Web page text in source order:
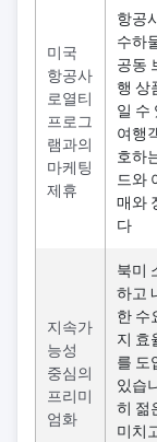
미국
항공사
로열티
프로그
램과의
마케팅
제휴
항공
수하
공동
행 상
일 수
여행
호하
드와
매와
다
지속가
능성
중심의
프리미
엄화
북미
하고
한 수
지 효
를 도
있습
히 젊
미치